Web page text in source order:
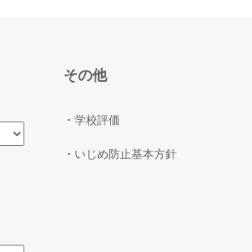
その他
・学校評価
・いじめ防止基本方針